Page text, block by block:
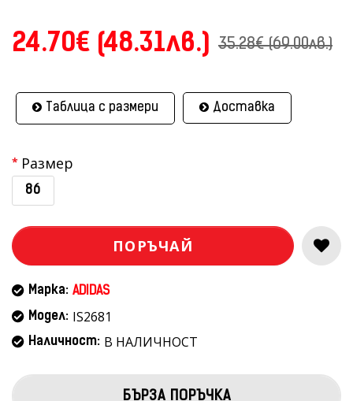
24.70€ (48.31лв.) 35.28€ (69.00лв.)
Таблица с размери Доставка
Размер
86
ПОРЪЧАЙ
Марка: ADIDAS
Модел: IS2681
Наличност: В НАЛИЧНОСТ
БЪРЗА ПОРЪЧКА